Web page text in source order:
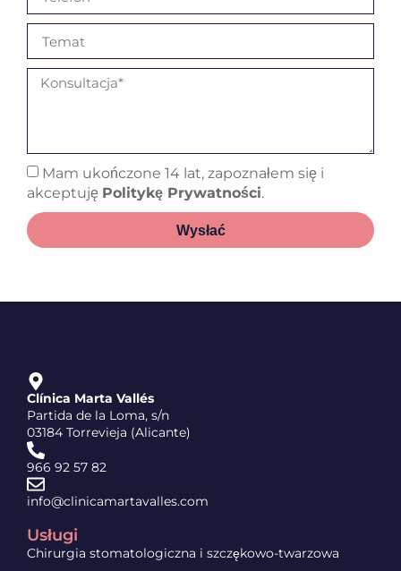
Mam ukończone 14 lat, zapoznałem się i
akceptuję Politykę Prywatności.
Wysłać
Clínica Marta Vallés
Partida de la Loma, s/n
03184 Torrevieja (Alicante)
966 92 57 82
info@clinicamartavalles.com
Usługi
Chirurgia stomatologiczna i szczękowo-twarzowa